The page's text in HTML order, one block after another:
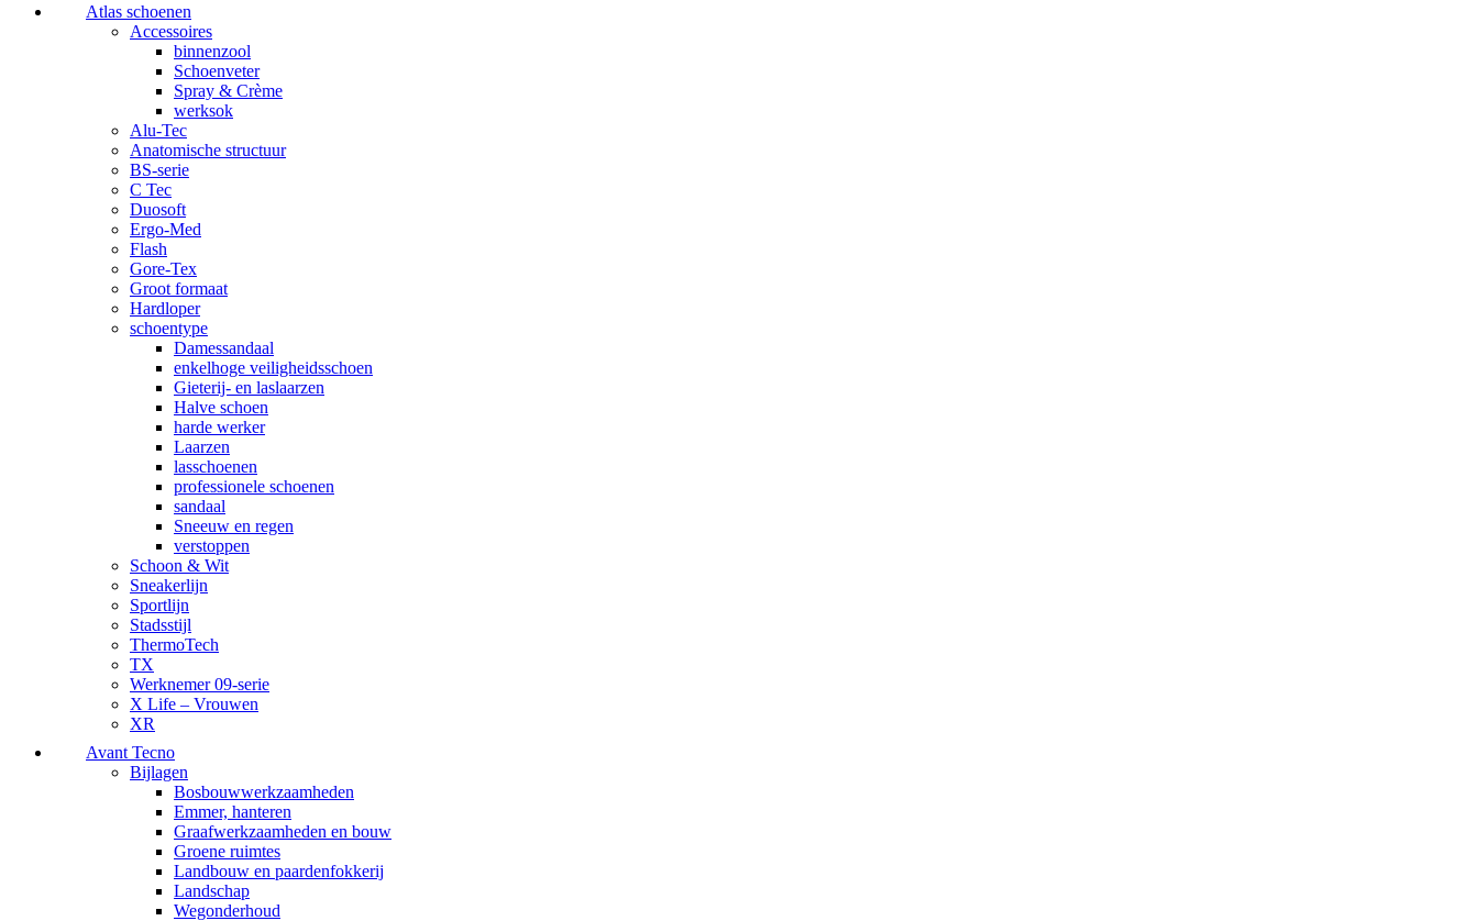
Atlas schoenen
Accessoires
binnenzool
Schoenveter
Spray & Crème
werksok
Alu-Tec
Anatomische structuur
BS-serie
C Tec
Duosoft
Ergo-Med
Flash
Gore-Tex
Groot formaat
Hardloper
schoentype
Damessandaal
enkelhoge veiligheidsschoen
Gieterij- en laslaarzen
Halve schoen
harde werker
Laarzen
lasschoenen
professionele schoenen
sandaal
Sneeuw en regen
verstoppen
Schoon & Wit
Sneakerlijn
Sportlijn
Stadsstijl
ThermoTech
TX
Werknemer 09-serie
X Life – Vrouwen
XR
Avant Tecno
Bijlagen
Bosbouwwerkzaamheden
Emmer, hanteren
Graafwerkzaamheden en bouw
Groene ruimtes
Landbouw en paardenfokkerij
Landschap
Wegonderhoud